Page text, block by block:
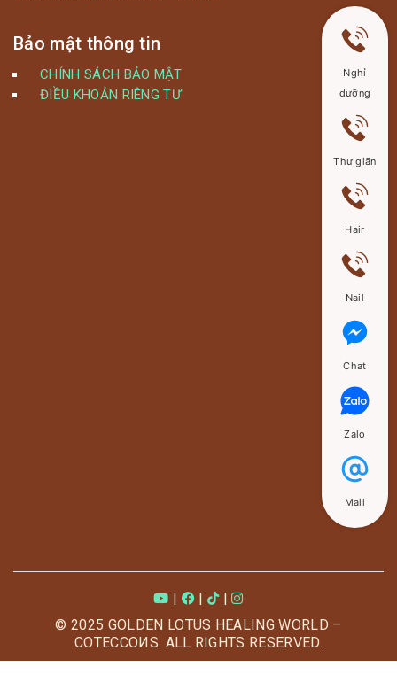
Bảo mật thông tin
CHÍNH SÁCH BẢO MẬT
ĐIỀU KHOẢN RIÊNG TƯ
| |
|
© 2025 GOLDEN LOTUS HEALING WORLD –
COTECCOИS. ALL RIGHTS RESERVED.
Nghỉ
dưỡng
Thư giãn
Hair
Nail
Chat
Zalo
Mail